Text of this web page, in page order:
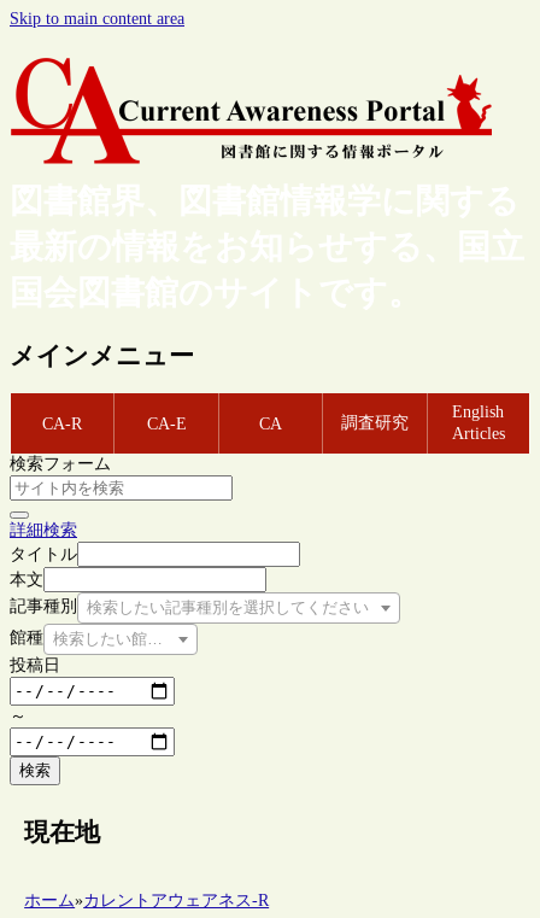
Skip to main content area
図書館界、図書館情報学に関する
最新の情報をお知らせする、国立
国会図書館のサイトです。
メインメニュー
CA-R CA-E CA 調査研究
English
Articles
検索フォーム
詳細検索
タイトル
本文
記事種別
検索したい記事種別を選択してください
館種 検索したい館種を選択してください
投稿日
～
検索
現在地
ホーム»カレントアウェアネス-R